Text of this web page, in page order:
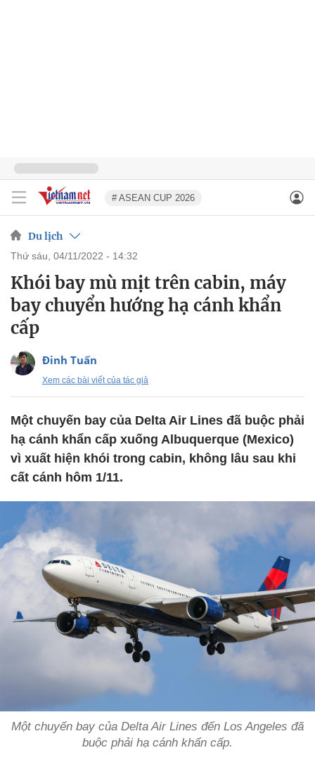
# ASEAN CUP 2026
Du lịch
thứ sáu, 04/11/2022 - 14:32
Khói bay mù mịt trên cabin, máy
bay chuyển hướng hạ cánh khẩn
cấp
Đinh Tuấn
Xem các bài viết của tác giả
Một chuyến bay của Delta Air Lines đã buộc phải
hạ cánh khẩn cấp xuống Albuquerque (Mexico)
vì xuất hiện khói trong cabin, không lâu sau khi
cất cánh hôm 1/11.
Một chuyến bay của Delta Air Lines đến Los Angeles đã
buộc phải hạ cánh khẩn cấp.